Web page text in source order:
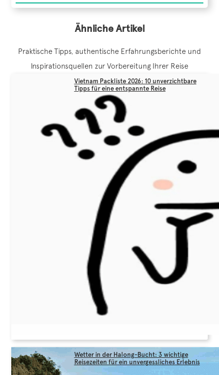
Ähnliche Artikel
Praktische Tipps, authentische Erfahrungsberichte und
Inspirationsquellen zur Vorbereitung Ihrer Reise
Vietnam Packliste 2026: 10 unverzichtbare
Tipps für eine entspannte Reise
Wetter in der Halong-Bucht: 3 wichtige
Reisezeiten für ein unvergessliches Erlebnis